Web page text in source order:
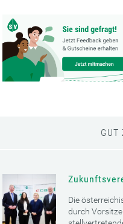
GUT
Die
durch